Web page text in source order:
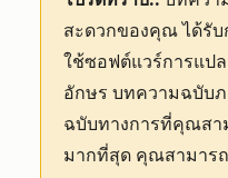
สะดวกของคุณได้รั
ใช้ซอฟต์แวร์การแป
อักษร บทความฉบับ
ฉบับทางการที่คุณส
มากที่สุด คุณสามารถ